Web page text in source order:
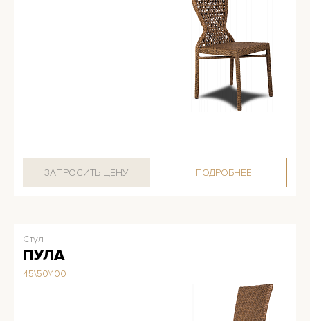
ЗАПРОСИТЬ ЦЕНУ ПОДРОБНЕЕ
Стул
ПУЛА
45\50\100